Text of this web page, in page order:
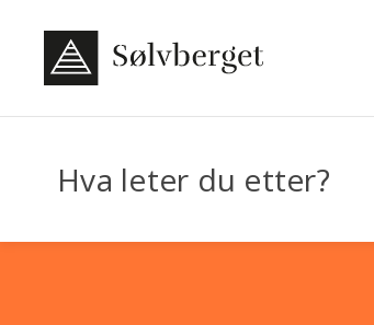
Hva leter du etter?